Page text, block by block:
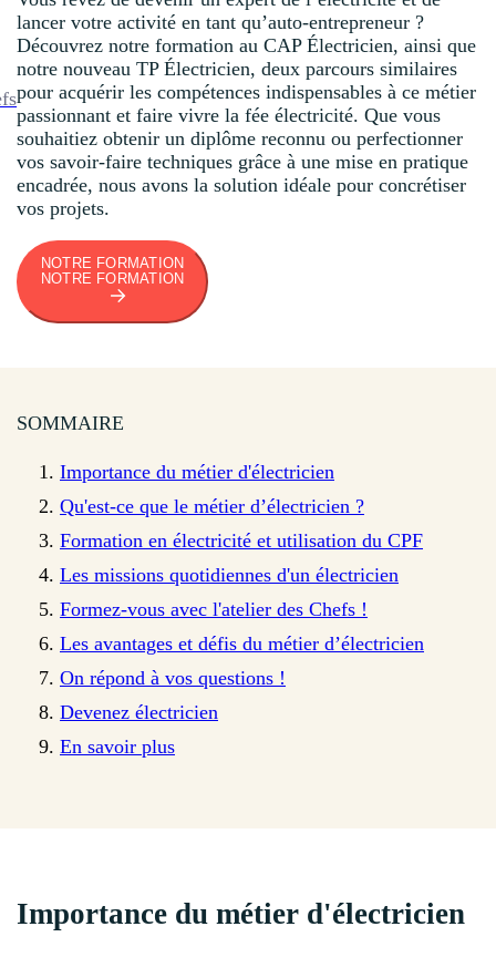
lancer votre activité en tant qu’auto-entrepreneur ?
Découvrez notre formation au CAP Électricien, ainsi que
notre nouveau TP Électricien, deux parcours similaires
pour acquérir les compétences indispensables à ce métier
passionnant et faire vivre la fée électricité. Que vous
souhaitiez obtenir un diplôme reconnu ou perfectionner
vos savoir-faire techniques grâce à une mise en pratique
encadrée, nous avons la solution idéale pour concrétiser
vos projets.
NOTRE FORMATION
NOTRE FORMATION
SOMMAIRE
Importance du métier d'électricien
Qu'est-ce que le métier d’électricien ?
Formation en électricité et utilisation du CPF
Les missions quotidiennes d'un électricien
Formez-vous avec l'atelier des Chefs !
Les avantages et défis du métier d’électricien
On répond à vos questions !
Devenez électricien
En savoir plus
Importance du métier d'électricien